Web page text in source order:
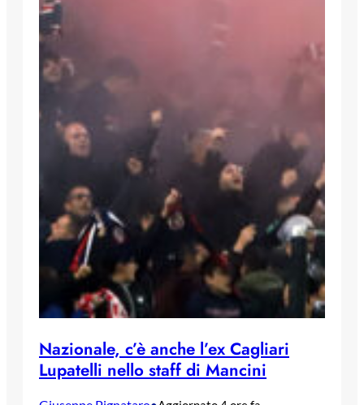
Nazionale, c’è anche l’ex Cagliari
Lupatelli nello staff di Mancini